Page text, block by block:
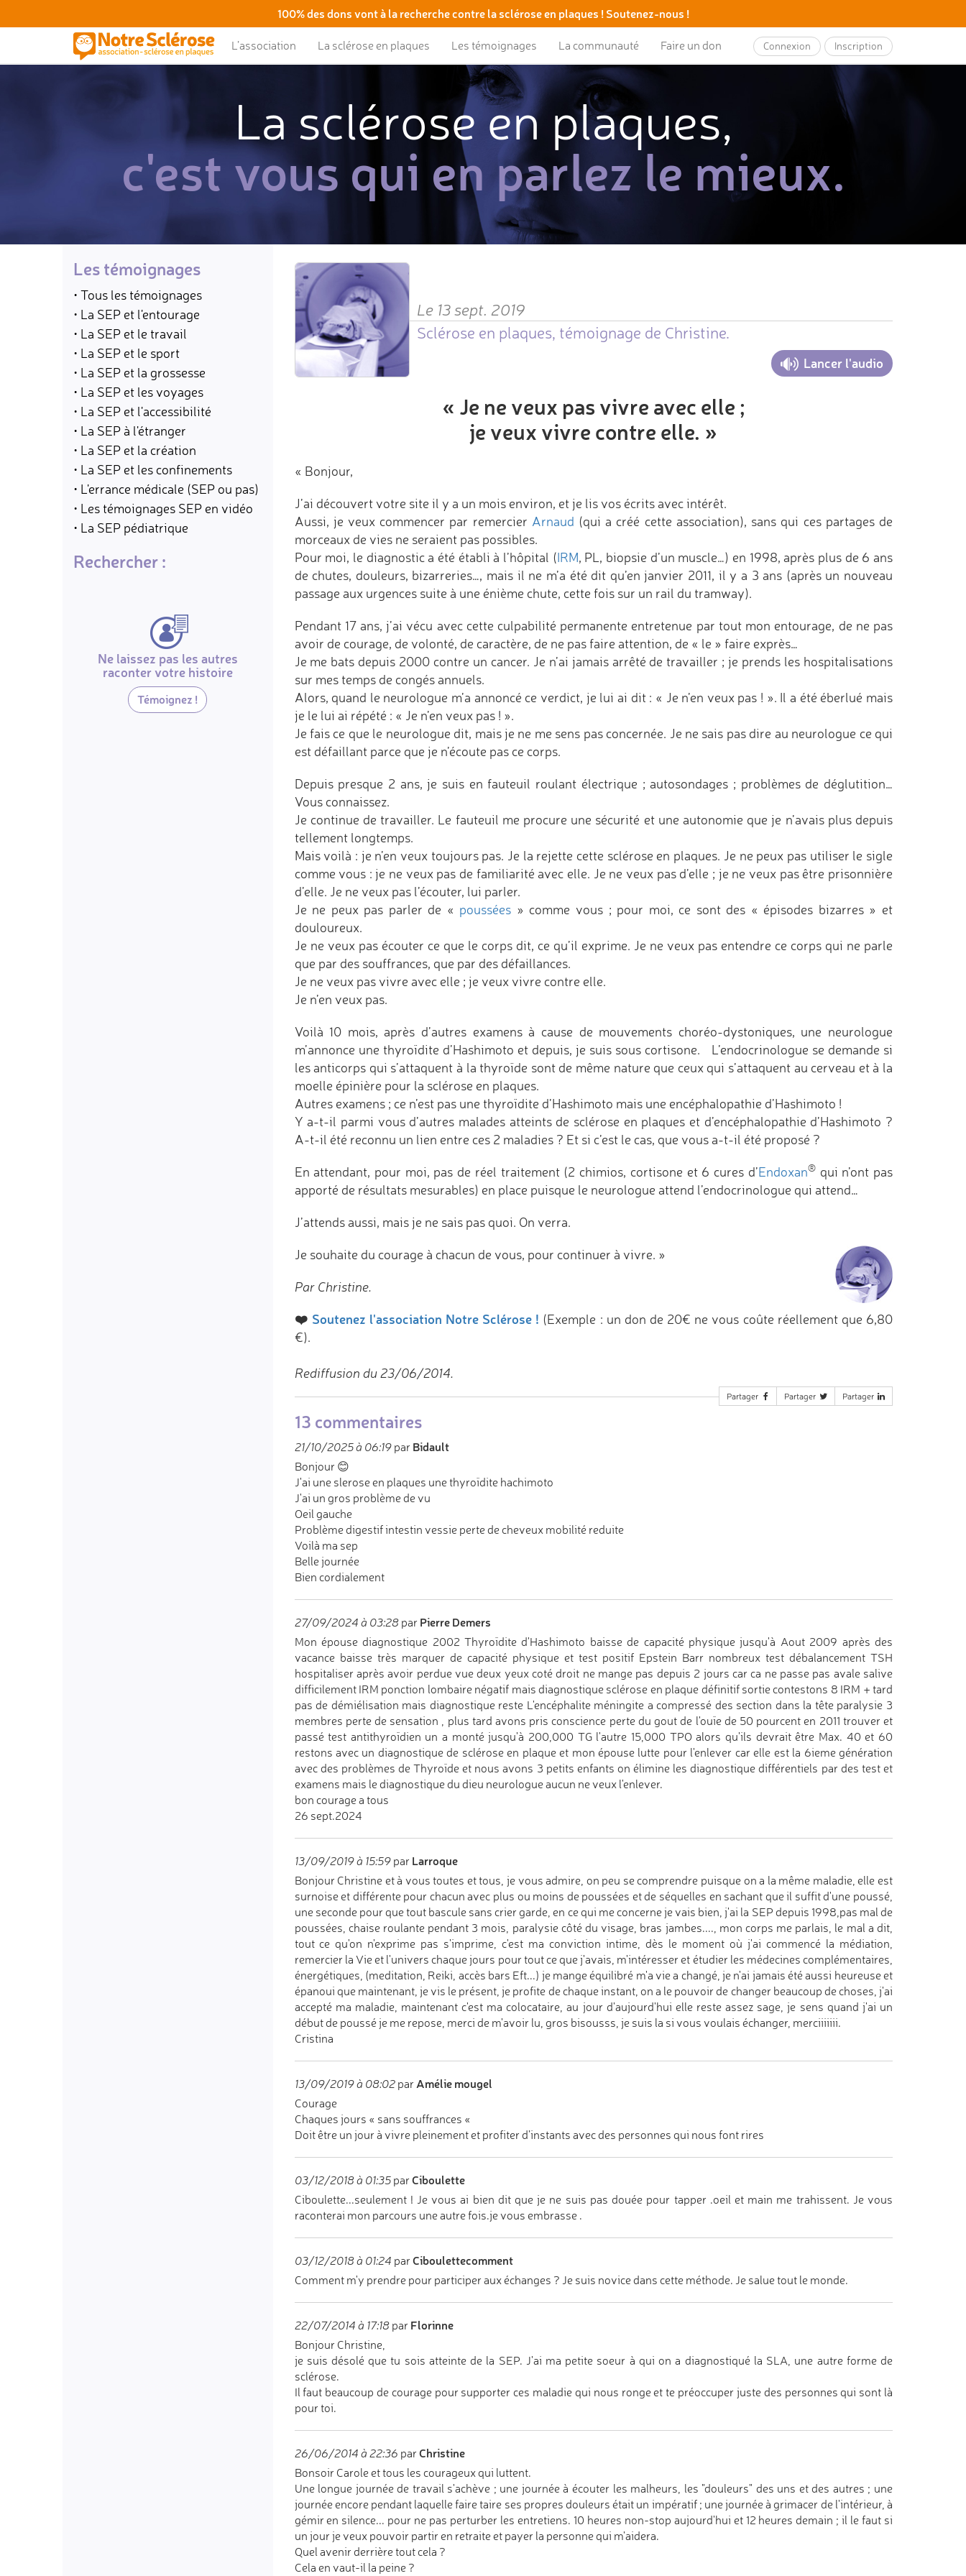
100% des dons vont à la recherche contre la sclérose en plaques ! Soutenez-nous !
L’association La sclérose en plaques Les témoignages La communauté Faire un don Connexion Inscription
La sclérose en plaques,
c'est vous qui en parlez le mieux.
Les témoignages
• Tous les témoignages
• La SEP et l'entourage
• La SEP et le travail
• La SEP et le sport
• La SEP et la grossesse
• La SEP et les voyages
• La SEP et l'accessibilité
• La SEP à l'étranger
• La SEP et la création
• La SEP et les confinements
• L'errance médicale (SEP ou pas)
• Les témoignages SEP en vidéo
• La SEP pédiatrique
Rechercher :
Ne laissez pas les autres
raconter votre histoire
Témoignez !
Le 13 sept. 2019
Sclérose en plaques, témoignage de Christine.
Lancer l'audio
« Je ne veux pas vivre avec elle ;
je veux vivre contre elle. »
« Bonjour,
J’ai découvert votre site il y a un mois environ, et je lis vos écrits avec intérêt.
Aussi, je veux commencer par remercier Arnaud (qui a créé cette association), sans qui ces partages de
morceaux de vies ne seraient pas possibles.
Pour moi, le diagnostic a été établi à l’hôpital (IRM, PL, biopsie d’un muscle…) en 1998, après plus de 6 ans
de chutes, douleurs, bizarreries…, mais il ne m’a été dit qu’en janvier 2011, il y a 3 ans (après un nouveau
passage aux urgences suite à une énième chute, cette fois sur un rail du tramway).
Pendant 17 ans, j’ai vécu avec cette culpabilité permanente entretenue par tout mon entourage, de ne pas
avoir de courage, de volonté, de caractère, de ne pas faire attention, de « le » faire exprès…
Je me bats depuis 2000 contre un cancer. Je n’ai jamais arrêté de travailler ; je prends les hospitalisations
sur mes temps de congés annuels.
Alors, quand le neurologue m’a annoncé ce verdict, je lui ai dit : « Je n’en veux pas ! ». Il a été éberlué mais
je le lui ai répété : « Je n’en veux pas ! ».
Je fais ce que le neurologue dit, mais je ne me sens pas concernée. Je ne sais pas dire au neurologue ce qui
est défaillant parce que je n’écoute pas ce corps.
Depuis presque 2 ans, je suis en fauteuil roulant électrique ; autosondages ; problèmes de déglutition…
Vous connaissez.
Je continue de travailler. Le fauteuil me procure une sécurité et une autonomie que je n’avais plus depuis
tellement longtemps.
Mais voilà : je n’en veux toujours pas. Je la rejette cette sclérose en plaques. Je ne peux pas utiliser le sigle
comme vous : je ne veux pas de familiarité avec elle. Je ne veux pas d’elle ; je ne veux pas être prisonnière
d’elle. Je ne veux pas l’écouter, lui parler.
Je ne peux pas parler de « poussées » comme vous ; pour moi, ce sont des « épisodes bizarres » et
douloureux.
Je ne veux pas écouter ce que le corps dit, ce qu’il exprime. Je ne veux pas entendre ce corps qui ne parle
que par des souffrances, que par des défaillances.
Je ne veux pas vivre avec elle ; je veux vivre contre elle.
Je n’en veux pas.
Voilà 10 mois, après d’autres examens à cause de mouvements choréo-dystoniques, une neurologue
m’annonce une thyroïdite d’Hashimoto et depuis, je suis sous cortisone. L’endocrinologue se demande si
les anticorps qui s’attaquent à la thyroïde sont de même nature que ceux qui s’attaquent au cerveau et à la
moelle épinière pour la sclérose en plaques.
Autres examens ; ce n’est pas une thyroïdite d’Hashimoto mais une encéphalopathie d’Hashimoto !
Y a-t-il parmi vous d’autres malades atteints de sclérose en plaques et d’encéphalopathie d’Hashimoto ?
A-t-il été reconnu un lien entre ces 2 maladies ? Et si c’est le cas, que vous a-t-il été proposé ?
En attendant, pour moi, pas de réel traitement (2 chimios, cortisone et 6 cures d’Endoxan®qui n’ont pas
apporté de résultats mesurables) en place puisque le neurologue attend l’endocrinologue qui attend…
J’attends aussi, mais je ne sais pas quoi. On verra.
Je souhaite du courage à chacun de vous, pour continuer à vivre. »
Par Christine.
❤️ Soutenez l'association Notre Sclérose ! (Exemple : un don de 20€ ne vous coûte réellement que 6,80
€).
Rediffusion du 23/06/2014.
Partager Partager Partager
13 commentaires
21/10/2025 à 06:19par Bidault
Bonjour 😊
J'ai une slerose en plaques une thyroïdite hachimoto
J'ai un gros problème de vu
Oeil gauche
Problème digestif intestin vessie perte de cheveux mobilité reduite
Voilà ma sep
Belle journée
Bien cordialement
27/09/2024 à 03:28par Pierre Demers
Mon épouse diagnostique 2002 Thyroïdite d'Hashimoto baisse de capacité physique jusqu'à Aout 2009 après des
vacance baisse très marquer de capacité physique et test positif Epstein Barr nombreux test débalancement TSH
hospitaliser après avoir perdue vue deux yeux coté droit ne mange pas depuis 2 jours car ca ne passe pas avale salive
difficilement IRM ponction lombaire négatif mais diagnostique sclérose en plaque définitif sortie contestons 8 IRM + tard
pas de démiélisation mais diagnostique reste L'encéphalite méningite a compressé des section dans la tête paralysie 3
membres perte de sensation , plus tard avons pris conscience perte du gout de l'ouïe de 50 pourcent en 2011 trouver et
passé test antithyroïdien un a monté jusqu'à 200,000 TG l'autre 15,000 TPO alors qu'ils devrait être Max. 40 et 60
restons avec un diagnostique de sclérose en plaque et mon épouse lutte pour l'enlever car elle est la 6ieme génération
avec des problèmes de Thyroïde et nous avons 3 petits enfants on élimine les diagnostique différentiels par des test et
examens mais le diagnostique du dieu neurologue aucun ne veux l'enlever.
bon courage a tous
26 sept.2024
13/09/2019 à 15:59par Larroque
Bonjour Christine et à vous toutes et tous, je vous admire, on peu se comprendre puisque on a la même maladie, elle est
surnoise et différente pour chacun avec plus ou moins de poussées et de séquelles en sachant que il suffit d'une poussé,
une seconde pour que tout bascule sans crier garde, en ce qui me concerne je vais bien, j'ai la SEP depuis 1998,pas mal de
poussées, chaise roulante pendant 3 mois, paralysie côté du visage, bras jambes...., mon corps me parlais, le mal a dit,
tout ce qu'on n'exprime pas s'imprime, c'est ma conviction intime, dès le moment où j'ai commencé la médiation,
remercier la Vie et l'univers chaque jours pour tout ce que j'avais, m'intéresser et étudier les médecines complémentaires,
énergétiques, (meditation, Reiki, accès bars Eft...) je mange équilibré m'a vie a changé, je n'ai jamais été aussi heureuse et
épanoui que maintenant, je vis le présent, je profite de chaque instant, on a le pouvoir de changer beaucoup de choses, j'ai
accepté ma maladie, maintenant c'est ma colocataire, au jour d'aujourd'hui elle reste assez sage, je sens quand j'ai un
début de poussé je me repose, merci de m'avoir lu, gros bisousss, je suis la si vous voulais échanger, merciiiiiii.
Cristina
13/09/2019 à 08:02par Amélie mougel
Courage
Chaques jours « sans souffrances «
Doit être un jour à vivre pleinement et profiter d’instants avec des personnes qui nous font rires
03/12/2018 à 01:35par Ciboulette
Ciboulette...seulement ! Je vous ai bien dit que je ne suis pas douée pour tapper .oeil et main me trahissent. Je vous
raconterai mon parcours une autre fois.je vous embrasse .
03/12/2018 à 01:24 par Ciboulettecomment
Comment m'y prendre pour participer aux échanges ? Je suis novice dans cette méthode. Je salue tout le monde.
22/07/2014 à 17:18par Florinne
Bonjour Christine,
je suis désolé que tu sois atteinte de la SEP. J'ai ma petite soeur à qui on a diagnostiqué la SLA, une autre forme de
sclérose.
Il faut beaucoup de courage pour supporter ces maladie qui nous ronge et te préoccuper juste des personnes qui sont là
pour toi.
26/06/2014 à 22:36 par Christine
Bonsoir Carole et tous les courageux qui luttent.
Une longue journée de travail s'achève ; une journée à écouter les malheurs, les "douleurs" des uns et des autres ; une
journée encore pendant laquelle faire taire ses propres douleurs était un impératif ; une journée à grimacer de l'intérieur, à
gémir en silence... pour ne pas perturber les entretiens. 10 heures non-stop aujourd'hui et 12 heures demain ; il le faut si
un jour je veux pouvoir partir en retraite et payer la personne qui m'aidera.
Quel avenir derrière tout cela ?
Cela en vaut-il la peine ?